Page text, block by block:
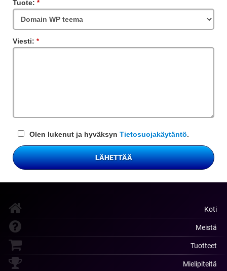
Tuote:
kenttä
Viesti:
kenttä
Olen lukenut ja hyväksyn Tietosuojakäytäntö.
LÄHETTÄÄ
Koti
Meistä
Tuotteet
Mielipiteitä